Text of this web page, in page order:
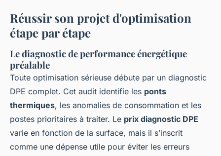
Réussir son projet d'optimisation
étape par étape
Le diagnostic de performance énergétique
préalable
Toute optimisation sérieuse débute par un diagnostic
DPE complet. Cet audit identifie les ponts
thermiques, les anomalies de consommation et les
postes prioritaires à traiter. Le prix diagnostic DPE
varie en fonction de la surface, mais il s’inscrit
comme une dépense utile pour éviter les erreurs